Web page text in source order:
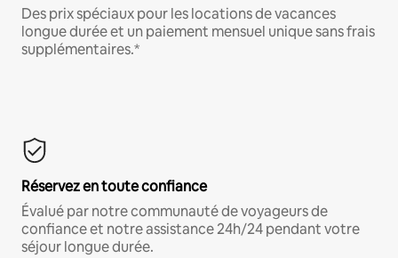
Des prix spéciaux pour les locations de vacances
longue durée et un paiement mensuel unique sans frais
supplémentaires.*
Réservez en toute confiance
Évalué par notre communauté de voyageurs de
confiance et notre assistance 24h/24 pendant votre
séjour longue durée.